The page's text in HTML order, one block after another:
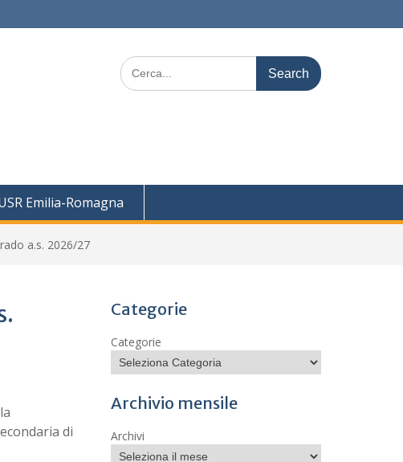
Search
for:
Emilia-Romagna
a.s. 2026/27
di
Categorie
Categorie
Archivio mensile
Archivi